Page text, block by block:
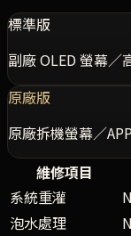
標準版
副廠 OLED 螢幕／
原廠版
原廠拆機螢幕／
維修項目
系統重灌
泡水處理